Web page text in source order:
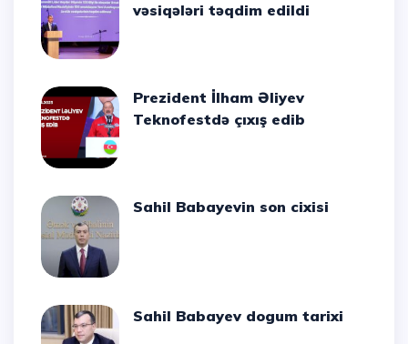
vəsiqələri təqdim edildi
Prezident İlham Əliyev
Teknofestdə çıxış edib
Sahil Babayevin son cixisi
Sahil Babayev dogum tarixi